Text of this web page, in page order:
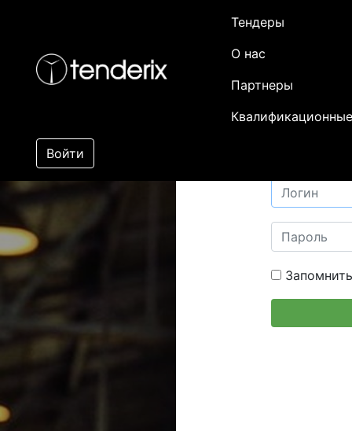
Тендеры
О нас
Партнеры
Войти